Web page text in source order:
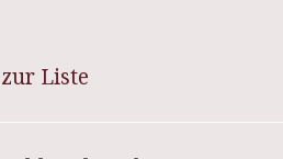
Liste